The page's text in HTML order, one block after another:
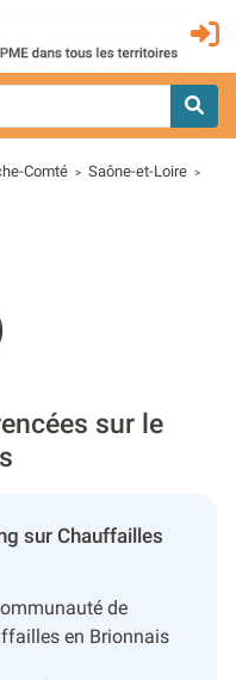
Comté > Saône-et-Loire >
sur le
sur Chauffailles
de
en Brionnais